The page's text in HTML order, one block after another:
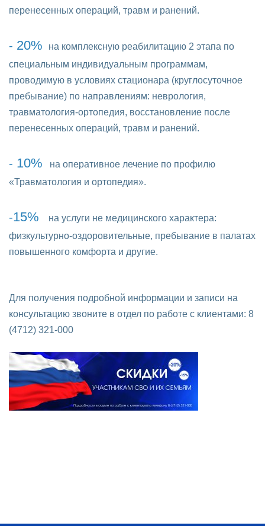
перенесенных операций, травм и ранений.
- 20%
на комплексную реабилитацию 2 этапа по
специальным индивидуальным программам,
проводимую в условиях стационара (круглосуточное
пребывание) по направлениям: неврология,
травматология-ортопедия, восстановление после
перенесенных операций, травм и ранений.
- 10%
на оперативное лечение по профилю
«Травматология и ортопедия».
-15%
на услуги не медицинского характера:
физкультурно-оздоровительные, пребывание в палатах
повышенного комфорта и другие.
Для получения подробной информации и записи на
консультацию звоните в отдел по работе с клиентами: 8
(4712) 321-000